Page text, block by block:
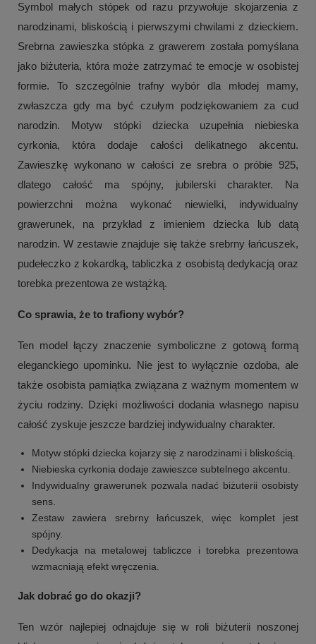
Symbol małych stópek od razu przywołuje skojarzenia z
narodzinami, bliskością i pierwszymi chwilami z dzieckiem.
Srebrna zawieszka stópka z grawerem została pomyślana
jako biżuteria, która może zatrzymać te emocje w osobistej
formie. To szczególnie trafny wybór dla młodej mamy,
zwłaszcza gdy ma być czułym podziękowaniem za cud
narodzin. Motyw stópki dziecka uzupełnia niebieska
cyrkonia, która dodaje całości delikatnego akcentu.
Zawieszkę wykonano w całości ze srebra o próbie 925,
dlatego całość ma spójny, jubilerski charakter. Na
powierzchni można wykonać niewielki, indywidualny
grawerunek, na przykład z imieniem dziecka lub datą
narodzin. W zestawie znajduje się także srebrny łańcuszek,
pudełeczko z kokardką, tabliczka z osobistą dedykacją oraz
torebka prezentowa ze wstążką.
Co sprawia, że to trafiony wybór?
Ten model łączy znaczenie symboliczne z gotową formą
eleganckiego upominku. Nie jest to wyłącznie ozdoba, ale
także osobista pamiątka związana z ważnym momentem w
życiu rodziny. Dzięki możliwości dodania własnego napisu
całość zyskuje jeszcze bardziej indywidualny charakter.
Motyw stópki dziecka kojarzy się z narodzinami i bliskością.
Niebieska cyrkonia dodaje zawieszce subtelnego akcentu.
Indywidualny grawerunek pozwala nadać biżuterii osobisty
sens.
Zestaw zawiera srebrny łańcuszek, więc komplet jest
spójny.
Dedykacja na metalowej tabliczce i torebka prezentowa
wzmacniają efekt wręczenia.
Jak dobrać go do okazji?
Ten wzór najlepiej odnajduje się w roli biżuterii noszonej